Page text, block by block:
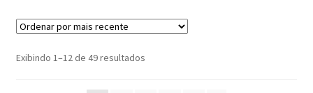
Cascatas de chocolate
Brinquedos
Exibindo 1–12 de 49 resultadosClassificado